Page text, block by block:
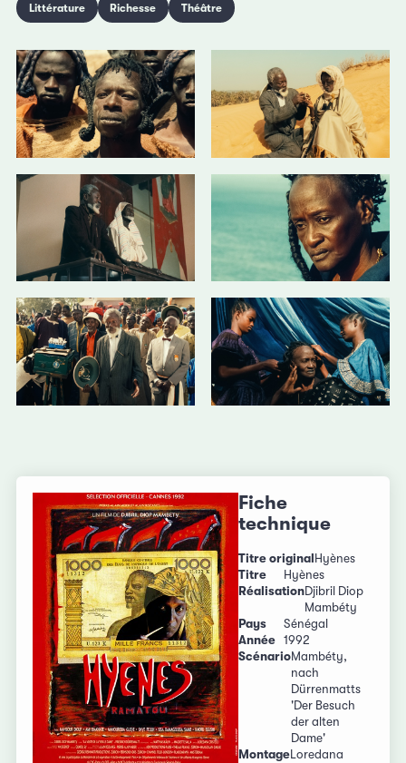
Littérature Richesse Théâtre
Fiche
technique
Titre original Hyènes
Titre
Hyènes
RéalisationDjibril Diop
Mambéty
Pays
Sénégal
Année 1992
ScénarioMambéty,
nach
Dürrenmatts
'Der Besuch
der alten
Dame'
MontageLoredana